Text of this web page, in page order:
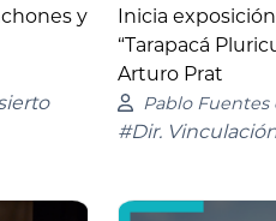
y
Inicia
“Tarapacá
Arturo Prat
Pablo Fuentes
#Dir.